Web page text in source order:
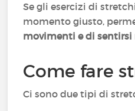
Se gli esercizi di
momento giusto,
movimenti e di
Come fare
Ci sono due tipi di